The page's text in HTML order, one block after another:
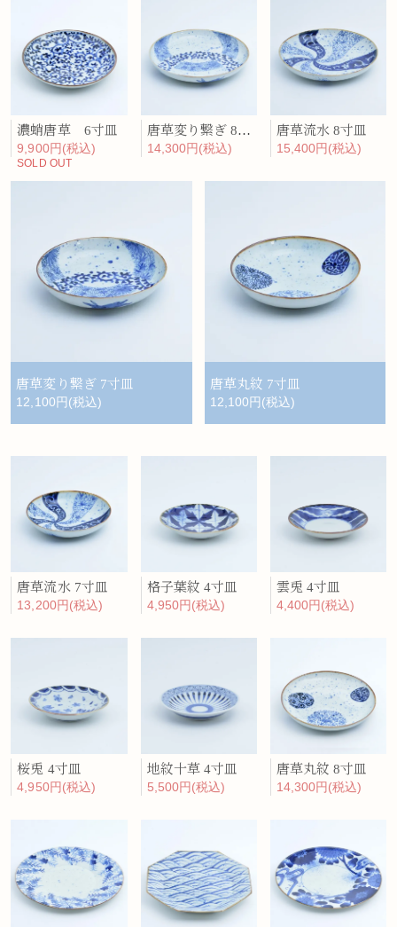
濃蛸唐草 6寸皿
9,900円(税込)
SOLD OUT
唐草変り繋ぎ 8寸皿
14,300円(税込)
唐草流水 8寸皿
15,400円(税込)
唐草変り繋ぎ 7寸皿
12,100円(税込)
唐草丸紋 7寸皿
12,100円(税込)
唐草流水 7寸皿
13,200円(税込)
格子葉紋 4寸皿
4,950円(税込)
雲兎 4寸皿
4,400円(税込)
桜兎 4寸皿
4,950円(税込)
地紋十草 4寸皿
5,500円(税込)
唐草丸紋 8寸皿
14,300円(税込)